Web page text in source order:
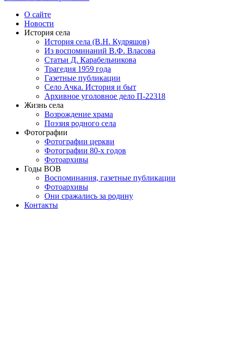
О сайте
Новости
История села
История села (В.Н. Кудряшов)
Из воспоминаний В.Ф. Власова
Статьи Д. Карабельникова
Трагедия 1959 года
Газетные публикации
Село Ачка. История и быт
Архивное уголовное дело П-22318
Жизнь села
Возрождение храма
Поэзия родного села
Фотографии
Фотографии церкви
Фотографии 80-х годов
Фотоархивы
Годы ВОВ
Воспоминания, газетные публикации
Фотоархивы
Они сражались за родину
Контакты